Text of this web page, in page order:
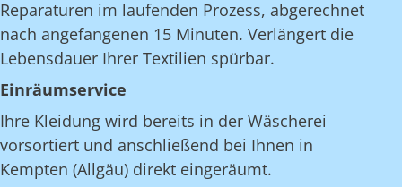
Reparaturen im laufenden Prozess, abgerechnet
nach angefangenen 15 Minuten. Verlängert die
Lebensdauer Ihrer Textilien spürbar.
Einräumservice
Ihre Kleidung wird bereits in der Wäscherei
vorsortiert und anschließend bei Ihnen in
Kempten (Allgäu) direkt eingeräumt.